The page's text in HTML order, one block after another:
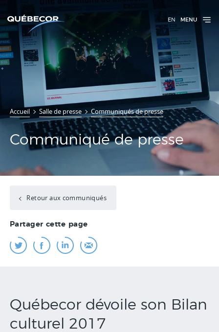
EN MENU
Accueil Salle de presse Communiqués de presse
Communiqué de presse
Retour aux communiqués
Partager cette page
Québecor dévoile son Bilan
culturel 2017